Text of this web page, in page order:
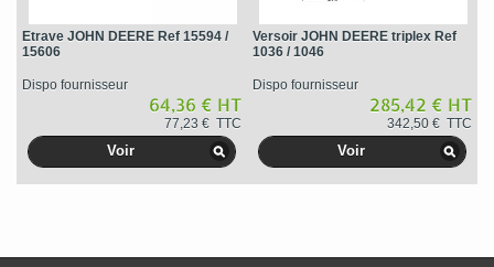
Etrave JOHN DEERE Ref 15594 /
15606
Dispo fournisseur
64,36 € HT
77,23 € TTC
Voir
Versoir JOHN DEERE triplex Ref
1036 / 1046
Dispo fournisseur
285,42 € HT
342,50 € TTC
Voir